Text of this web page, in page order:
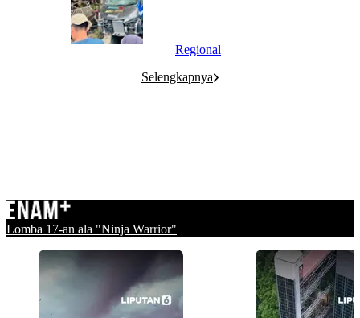
Regional
Selengkapnya
Lomba 17-an ala "Ninja Warrior"